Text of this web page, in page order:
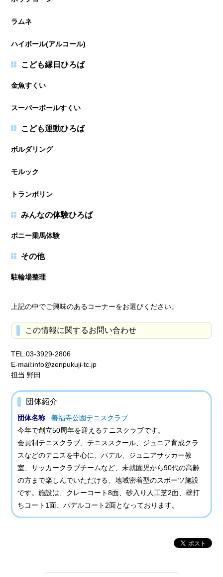
ラムネ
ハイボール(アルコール)
こども縁日ひろば
金魚すくい
スーパーボールすくい
こども運動ひろば
ボルダリング
モルック
トランポリン
みんなの体験ひろば
ポニー乗馬体験
その他
駐輪場整理
上記の中でご興味のあるコーナーをお選びください。
この情報に関するお問い合わせ
TEL:03-3929-2806
E-mail:info@zenpukuji-tc.jp
担当:野田
団体紹介
団体名称 :善福寺公園テニスクラブ
今年で創立50周年を迎えるテニスクラブです。
会員制テニスクラブ、テニススクール、ジュニア育成クラ
スなどのテニスを中心に、パデル、ジュニアサッカー教
室、サッカークラブチームなど、未就園児から90代の高齢
の方まで楽しんでいただける、地域密着型のスポーツ施設
です。施設は、クレーコート8面、砂入り人工芝2面、壁打
ちコート1面、パデルコート2面となっております。